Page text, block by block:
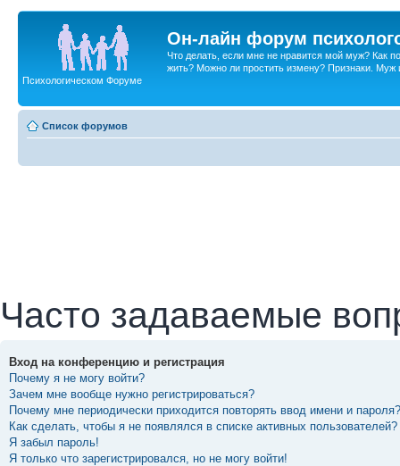
Он-лайн форум
Что делать, если мне не нравится мой муж? Как
жить? Можно ли простить измену? Признаки. Муж
Психологическом Форуме
Список форумов
Часто задаваемые
Вход на конференцию и регистрация
Почему я не могу войти?
Зачем мне вообще нужно регистрироваться?
Почему мне периодически приходится повторять ввод имени и пароля?
Как сделать, чтобы я не появлялся в списке активных пользователей?
Я забыл пароль!
Я только что зарегистрировался, но не могу войти!